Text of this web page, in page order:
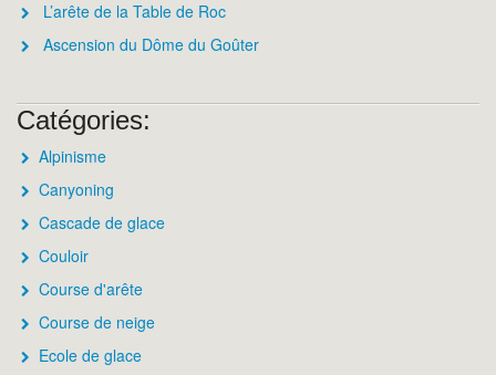
L’arête de la Table de Roc
Ascension du Dôme du Goûter
Catégories:
Alpinisme
Canyoning
Cascade de glace
Couloir
Course d'arête
Course de neige
Ecole de glace